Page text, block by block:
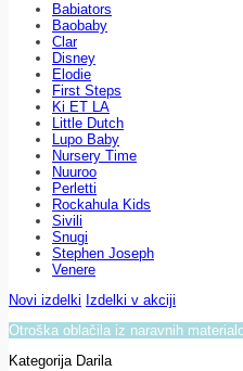
Babiators
Baobaby
Clar
Disney
Elodie
First Steps
Ki ET LA
Little Dutch
Lupo Baby
Nursery Time
Nuuroo
Perletti
Rockahula Kids
Sivili
Snugi
Stephen Joseph
Venere
Novi izdelki Izdelki v akciji
Otroška oblačila iz naravnih
Kategorija Darila